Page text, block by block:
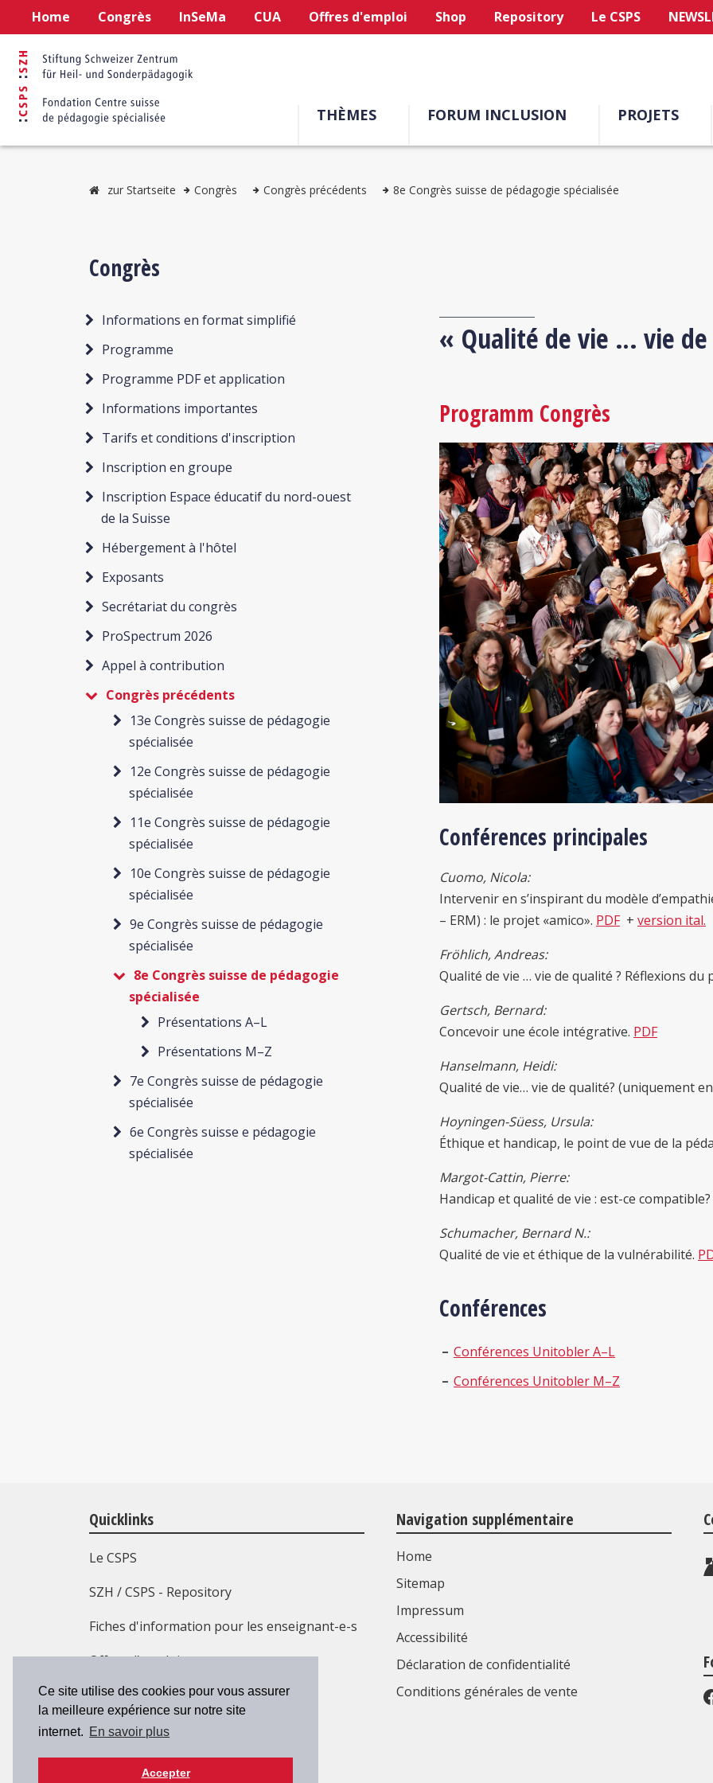
Ce site utilise des cookies pour vous assurer
la meilleure expérience sur notre site
internet. En savoir plus
Accepter
Home Congrès InSeMa CUA Offres d'emploi Shop Repository Le CSPS
THÈMES FORUM INCLUSION PROJETS
zur Startseite Congrès Congrès précédents 8e Congrès suisse de pédagogie spécialisée
Congrès
Informations en format simplifié
Programme
Programme PDF et application
Informations importantes
Tarifs et conditions d'inscription
Inscription en groupe
Inscription Espace éducatif du nord-ouest
de la Suisse
Hébergement à l'hôtel
Exposants
Secrétariat du congrès
ProSpectrum 2026
Appel à contribution
Congrès précédents
13e Congrès suisse de pédagogie
spécialisée
12e Congrès suisse de pédagogie
spécialisée
11e Congrès suisse de pédagogie
spécialisée
10e Congrès suisse de pédagogie
spécialisée
9e Congrès suisse de pédagogie
spécialisée
8e Congrès suisse de pédagogie
spécialisée
Présentations A–L
Présentations M–Z
7e Congrès suisse de pédagogie
spécialisée
6e Congrès suisse e pédagogie
spécialisée
« Qualité de vie … vie
Programm Congrès
Conférences principales
Cuomo, Nicola:
Intervenir en s’inspirant du modèle
– ERM) : le projet «amico». PDF+ version ital.
Fröhlich, Andreas:
Qualité de vie … vie de qualité ? Réflexions
Gertsch, Bernard:
Concevoir une école intégrative. PDF
Hanselmann, Heidi:
Qualité de vie… vie de qualité? (uniquement
Hoyningen-Süess, Ursula:
Éthique et handicap, le point de vue de la
Margot-Cattin, Pierre:
Handicap et qualité de vie : est-ce compatible?
Schumacher, Bernard N.:
Qualité de vie et éthique de la vulnérabilité.
Conférences
Conférences Unitobler A–L
Conférences Unitobler M–Z
Quicklinks
Le CSPS
SZH / CSPS - Repository
Fiches d'information pour les enseignant-e-s
Offres d’emploi
Formation continue
Contact
Navigation supplémentaire
Home
Sitemap
Impressum
Accessibilité
Déclaration de confidentialité
Conditions générales de vente